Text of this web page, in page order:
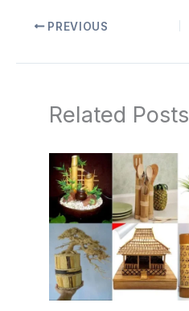
PREVIOUS
Related Posts